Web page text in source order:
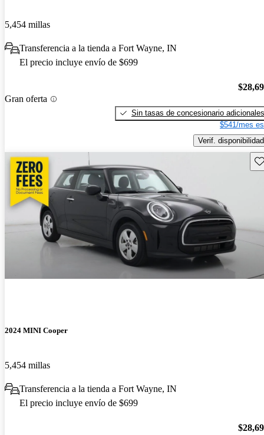
5,454 millas
Transferencia a la tienda a Fort Wayne, IN
El precio incluye envío de $699
Gran oferta
Sin tasas de concesionario adicionales
$541/mes
Verif. disponibilidad
2024 MINI Cooper
5,454 millas
Transferencia a la tienda a Fort Wayne, IN
El precio incluye envío de $699